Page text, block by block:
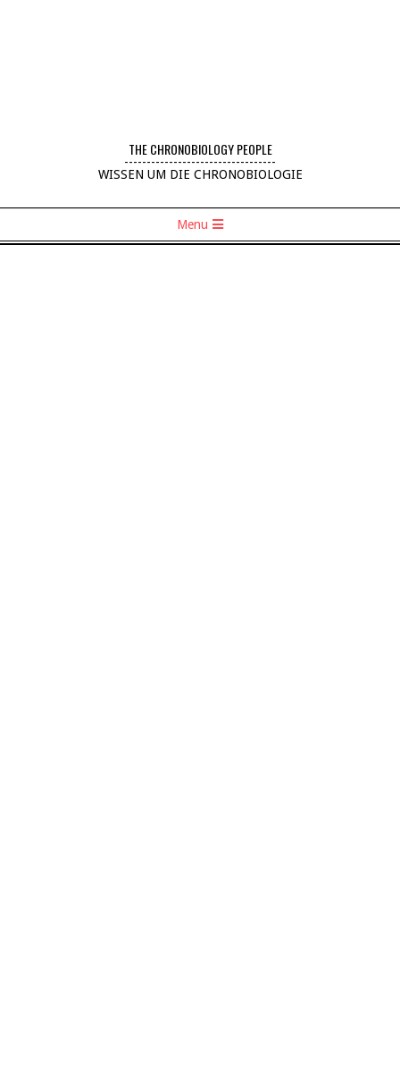
THE CHRONOBIOLOGY PEOPLE
----------------------------------
WISSEN UM DIE CHRONOBIOLOGIE
Menu